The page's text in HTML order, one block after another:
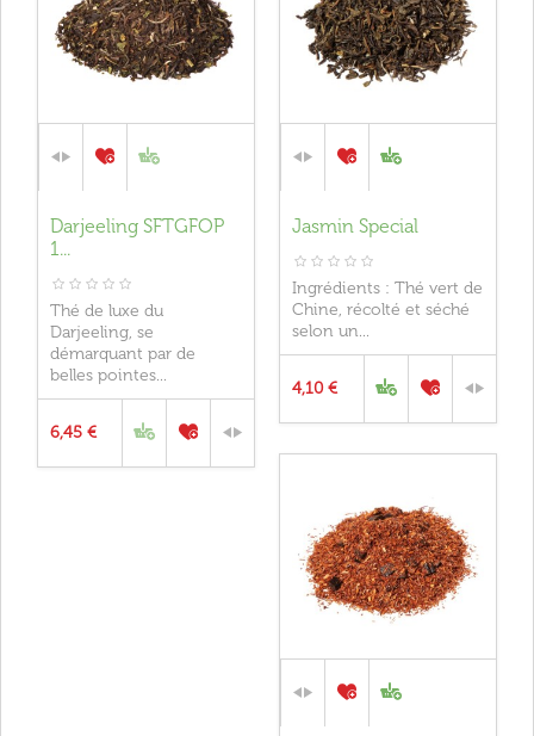
Darjeeling SFTGFOP
1...
Thé de luxe du
Darjeeling, se
démarquant par de
belles pointes...
6,45 €
Jasmin Special
Ingrédients : Thé vert de
Chine, récolté et séché
selon un...
4,10 €